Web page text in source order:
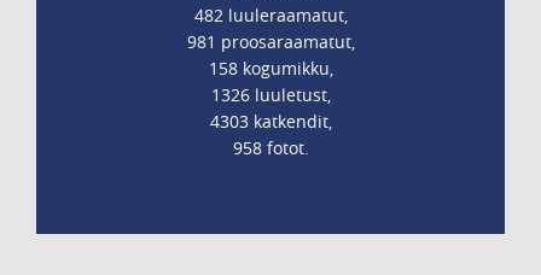
482 luuleraamatut,
981 proosaraamatut,
158 kogumikku,
1326 luuletust,
4303 katkendit,
958 fotot.